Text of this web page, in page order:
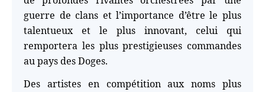
guerre de clans et l’importance d’être le plus
talentueux et le plus innovant, celui qui
remportera les plus prestigieuses commandes
au pays des Doges.
Des artistes en compétition aux noms plus